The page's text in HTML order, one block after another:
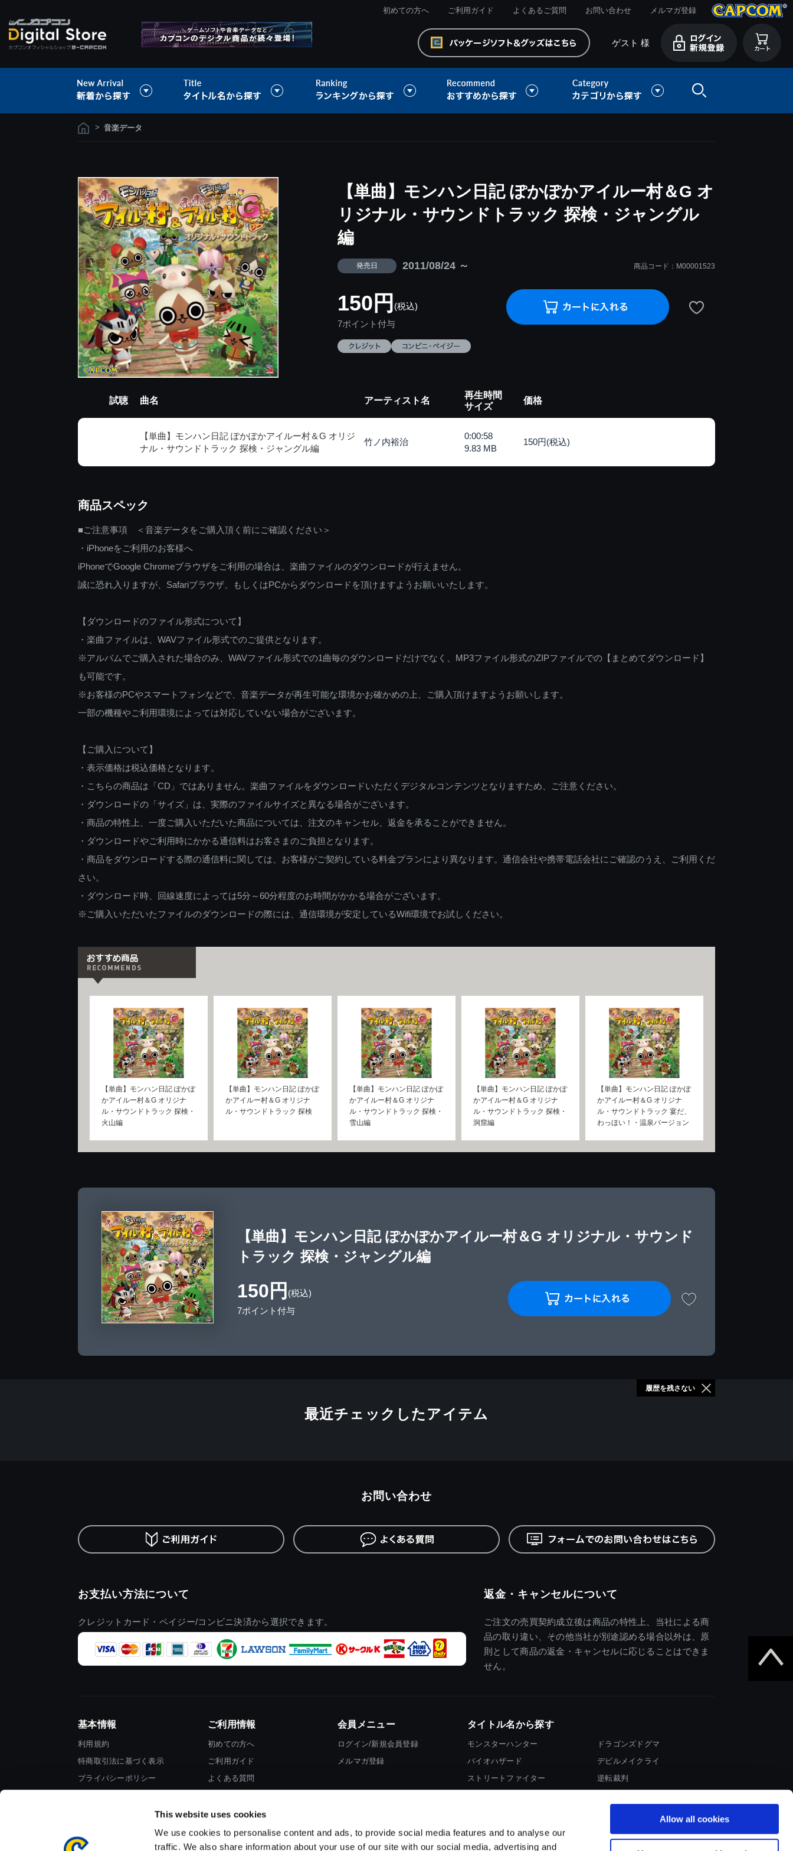
This website uses cookies
We use cookies to personalise content and ads, to provide social media features and to analyse our
traffic. We also share information about your use of our site with our social media, advertising and
Allow all cookies
初めての方へ ご利用ガイド よくあるご質問 お問い合わせ メルマガ登録
ゲスト 様
> 音楽データ
【単曲】モンハン日記 ぽかぽかアイルー村＆G オ
リジナル・サウンドトラック 探検・ジャングル
編
発売日 2011/08/24 ～ 商品コード：M00001523
150円 (税込)
7ポイント付与
試聴 曲名 アーティスト名
再生時間
サイズ
価格
【単曲】モンハン日記 ぽかぽかアイルー村＆G オリジ
ナル・サウンドトラック 探検・ジャングル編
竹ノ内裕治
0:00:58
9.83 MB
150円(税込)
商品スペック
■ご注意事項 ＜音楽データをご購入頂く前にご確認ください＞
・iPhoneをご利用のお客様へ
iPhoneでGoogle Chromeブラウザをご利用の場合は、楽曲ファイルのダウンロードが行えません。
誠に恐れ入りますが、Safariブラウザ、もしくはPCからダウンロードを頂けますようお願いいたします。
【ダウンロードのファイル形式について】
・楽曲ファイルは、WAVファイル形式でのご提供となります。
※アルバムでご購入された場合のみ、WAVファイル形式での1曲毎のダウンロードだけでなく、MP3ファイル形式のZIPファイルでの【まとめてダウンロード】
も可能です。
※お客様のPCやスマートフォンなどで、音楽データが再生可能な環境かお確かめの上、ご購入頂けますようお願いします。
一部の機種やご利用環境によっては対応していない場合がございます。
【ご購入について】
・表示価格は税込価格となります。
・こちらの商品は「CD」ではありません。楽曲ファイルをダウンロードいただくデジタルコンテンツとなりますため、ご注意ください。
・ダウンロードの「サイズ」は、実際のファイルサイズと異なる場合がございます。
・商品の特性上、一度ご購入いただいた商品については、注文のキャンセル、返金を承ることができません。
・ダウンロードやご利用時にかかる通信料はお客さまのご負担となります。
・商品をダウンロードする際の通信料に関しては、お客様がご契約している料金プランにより異なります。通信会社や携帯電話会社にご確認のうえ、ご利用くだ
さい。
・ダウンロード時、回線速度によっては5分～60分程度のお時間がかかる場合がございます。
※ご購入いただいたファイルのダウンロードの際には、通信環境が安定しているWifi環境でお試しください。
【単曲】モンハン日記 ぽかぽ
かアイルー村＆G オリジナ
ル・サウンドトラック 探検・
火山編
【単曲】モンハン日記 ぽかぽ
かアイルー村＆G オリジナ
ル・サウンドトラック 探検
【単曲】モンハン日記 ぽかぽ
かアイルー村＆G オリジナ
ル・サウンドトラック 探検・
雪山編
【単曲】モンハン日記 ぽかぽ
かアイルー村＆G オリジナ
ル・サウンドトラック 探検・
洞窟編
【単曲】モンハン日記 ぽかぽ
かアイルー村＆G オリジナ
ル・サウンドトラック 宴だ、
わっほい！・温泉バージョン
【単曲】モンハン日記 ぽかぽかアイルー村＆G オリジナル・サウンド
トラック 探検・ジャングル編
150円 (税込)
7ポイント付与
最近チェックしたアイテム
履歴を残さない
お支払い方法について
クレジットカード・ペイジー/コンビニ決済から選択できます。
返金・キャンセルについて
ご注文の売買契約成立後は商品の特性上、当社による商
品の取り違い、その他当社が別途認める場合以外は、原
則として商品の返金・キャンセルに応じることはできま
せん。
お問い合わせ
基本情報
利用規約
特商取引法に基づく表示
プライバシーポリシー
ご利用情報
初めての方へ
ご利用ガイド
よくある質問
会員メニュー
ログイン/新規会員登録
メルマガ登録
タイトル名から探す
モンスターハンター
バイオハザード
ストリートファイター
ドラゴンズドグマ
デビルメイクライ
逆転裁判